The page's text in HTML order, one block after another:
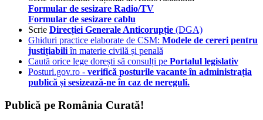
Formular de sesizare Radio/TV
Formular de sesizare cablu
Scrie Direcției Generale Anticorupție (DGA)
Ghiduri practice elaborate de CSM: Modele de cereri pentru
justițiabiliîn materie civilă și penală
Caută orice lege dorești să consulți pe Portalul legislativ
Posturi.gov.ro - verifică posturile vacante în administrația
publică și sesizează-ne în caz de nereguli.
Publică pe România Curată!